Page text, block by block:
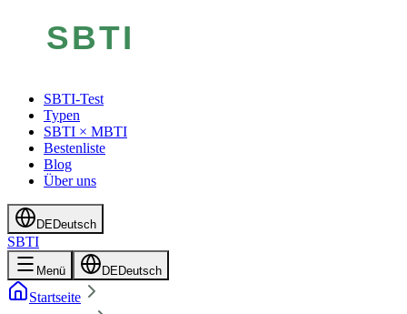
SBTI-Test
Typen
SBTI × MBTI
Bestenliste
Blog
Über uns
DEDeutsch
SBTI
Menü DEDeutsch
Startseite